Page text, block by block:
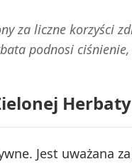
za liczne korzyści
podnosi
Jest uważana